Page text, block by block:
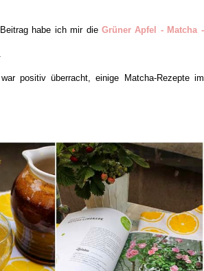
habe ich mir die Grüner Apfel - Matcha -
positiv überracht, einige Matcha-Rezepte im